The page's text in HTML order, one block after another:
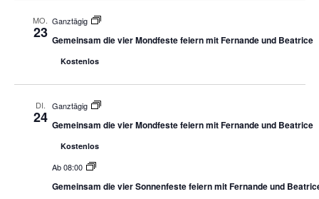
MO.
23
Ganztägig
Gemeinsam die vier Mondfeste feiern mit Fernande und Beatrice
Kostenlos
DI.
24
Ganztägig
Gemeinsam die vier Mondfeste feiern mit Fernande und Beatrice
Kostenlos
Ab 08:00
Gemeinsam die vier Sonnenfeste feiern mit Fernande und